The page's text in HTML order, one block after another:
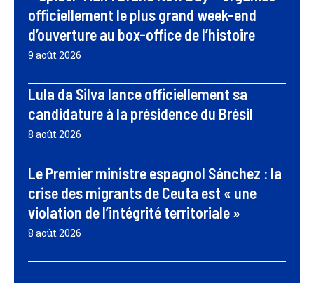
officiellement le plus grand week-end
d’ouverture au box-office de l’histoire
9 août 2026
Lula da Silva lance officiellement sa
candidature à la présidence du Brésil
8 août 2026
Le Premier ministre espagnol Sánchez : la
crise des migrants de Ceuta est « une
violation de l’intégrité territoriale »
8 août 2026